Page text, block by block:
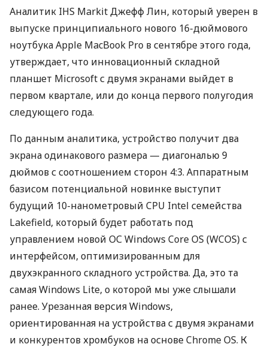
Аналитик IHS Markit Джефф Лин, который уверен в
выпуске принципиального нового 16-дюймового
ноутбука Apple MacBook Pro в сентябре этого года,
утверждает, что инновационный складной
планшет Microsoft с двумя экранами выйдет в
первом квартале, или до конца первого полугодия
следующего года.
По данным аналитика, устройство получит два
экрана одинакового размера — диагональю 9
дюймов с соотношением сторон 4:3. Аппаратным
базисом потенциальной новинке выступит
будущий 10-нанометровый CPU Intel семейства
Lakefield, который будет работать под
управлением новой ОС Windows Core OS (WCOS) с
интерфейсом, оптимизированным для
двухэкранного складного устройства. Да, это та
самая Windows Lite, о которой мы уже слышали
ранее. Урезанная версия Windows,
ориентированная на устройства с двумя экранами
и конкурентов хромбуков на основе Chrome OS. К